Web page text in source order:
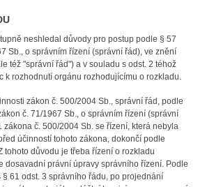
neshledal důvody pro postup podle § 57
Sb., o správním řízení (správní řád), ve znění
též "správní řád") a v souladu s odst. 2 téhož
k rozhodnutí orgánu rozhodujícímu o rozkladu.
zákon č. 500/2004 Sb., správní řád, podle
č. 71/1967 Sb., o správním řízení (správní
zákona č. 500/2004 Sb. se řízení, která nebyla
účinností tohoto zákona, dokončí podle
tohoto důvodu je třeba řízení o rozkladu
dosavadní právní úpravy správního řízení. Podle
61 odst. 3 správního řádu, po projednání